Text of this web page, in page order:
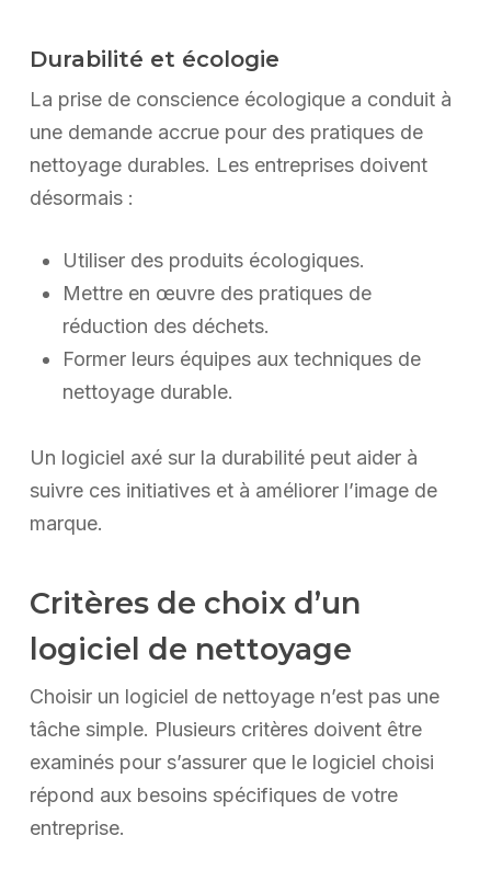
Durabilité et écologie
La prise de conscience écologique a conduit à
une demande accrue pour des pratiques de
nettoyage durables. Les entreprises doivent
désormais :
Utiliser des produits écologiques.
Mettre en œuvre des pratiques de
réduction des déchets.
Former leurs équipes aux techniques de
nettoyage durable.
Un logiciel axé sur la durabilité peut aider à
suivre ces initiatives et à améliorer l’image de
marque.
Critères de choix d’un
logiciel de nettoyage
Choisir un logiciel de nettoyage n’est pas une
tâche simple. Plusieurs critères doivent être
examinés pour s’assurer que le logiciel choisi
répond aux besoins spécifiques de votre
entreprise.